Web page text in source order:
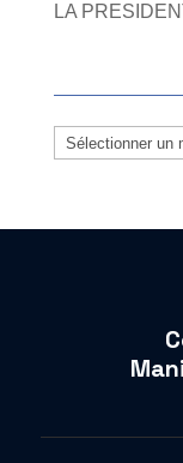
LA
Archives